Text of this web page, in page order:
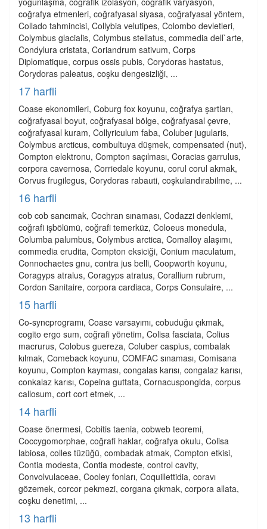
coğrafya etmenleri, coğrafyasal siyasa, coğrafyasal yöntem,
Collado tahmincisi, Collybia velutipes, Colombo devletleri,
Colymbus glacialis, Colymbus stellatus, commedia dell`arte,
Condylura cristata, Coriandrum sativum, Corps
Diplomatique, corpus ossis pubis, Corydoras hastatus,
Corydoras paleatus, coşku dengesizliği, ...
17 harfli
Coase ekonomileri, Coburg fox koyunu, coğrafya şartları,
coğrafyasal boyut, coğrafyasal bölge, coğrafyasal çevre,
coğrafyasal kuram, Collyriculum faba, Coluber jugularis,
Colymbus arcticus, combultuya düşmek, compensated (nut),
Compton elektronu, Compton saçılması, Coracias garrulus,
corpora cavernosa, Corriedale koyunu, corul corul akmak,
Corvus frugilegus, Corydoras rabauti, coşkulandırabilme, ...
16 harfli
cob cob sancımak, Cochran sınaması, Codazzi denklemi,
coğrafi işbölümü, coğrafi temerküz, Coloeus monedula,
Columba palumbus, Colymbus arctica, Comalloy alaşımı,
commedia erudita, Compton eksiciği, Conium maculatum,
Connochaetes gnu, contra jus belli, Coopworth koyunu,
Coragyps atralus, Coragyps atratus, Corallium rubrum,
Cordon Sanitaire, corpora cardiaca, Corps Consulaire, ...
15 harfli
Co-syncprogramı, Coase varsayımı, cobuduğu çıkmak,
cogito ergo sum, coğrafi yönetim, Colisa fasciata, Colius
macrurus, Colobus guereza, Coluber caspius, combalak
kılmak, Comeback koyunu, COMFAC sınaması, Comisana
koyunu, Compton kayması, congalas karısı, congalaz karısı,
conkalaz karısı, Copeina guttata, Cornacuspongida, corpus
callosum, cort cort etmek, ...
14 harfli
Coase önermesi, Cobitis taenia, cobweb teoremi,
Coccygomorphae, coğrafi haklar, coğrafya okulu, Colisa
labiosa, colles tüzüğü, combadak atmak, Compton etkisi,
Contia modesta, Contia modeste, control cavity,
Convolvulaceae, Cooley fonları, Coquillettidia, coravı
gözemek, corcor pekmezi, corgana çıkmak, corpora allata,
coşku denetimi, ...
13 harfli